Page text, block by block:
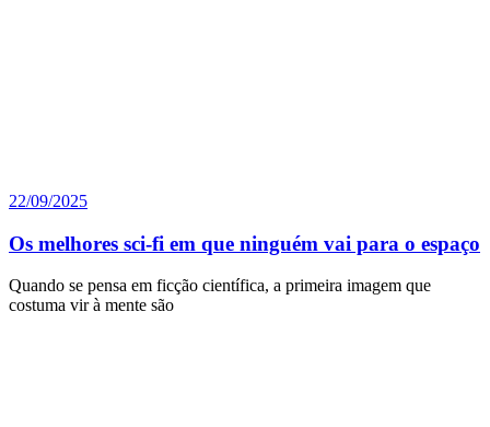
22/09/2025
Os melhores sci-fi em que ninguém vai para o espaço
Quando se pensa em ficção científica, a primeira imagem que
costuma vir à mente são